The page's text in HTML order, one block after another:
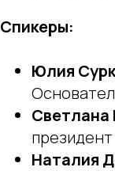
Спикеры:
Юлия
Светлана
президент
Наталия